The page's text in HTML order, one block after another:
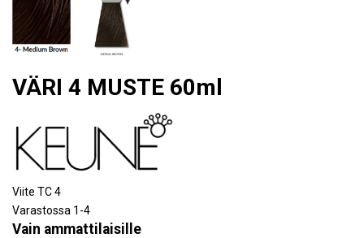
VÄRI 4 MUSTE 60ml
Viite TC 4
Varastossa 1-4
Vain ammattilaisille